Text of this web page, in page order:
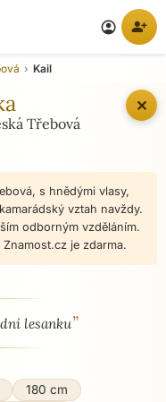
account_circle person_add
✕
Kail
Třebová
s hnědými vlasy,
vztah navždy.
odborným vzděláním.
je zdarma.
lesanku”
180 cm